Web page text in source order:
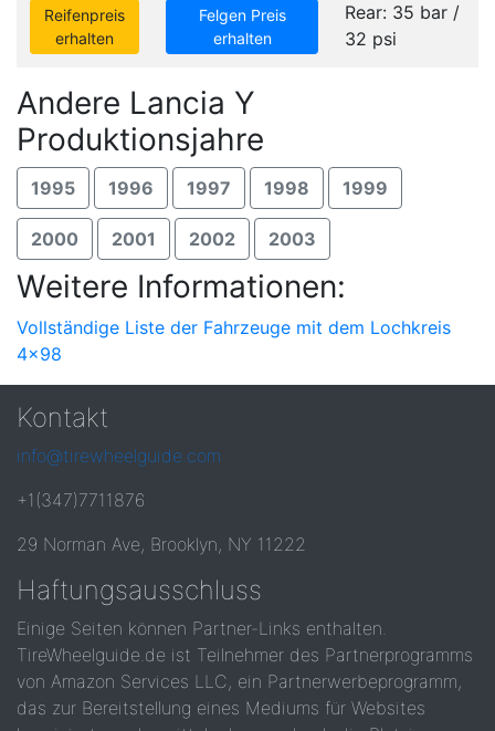
Reifenpreis
erhalten
Felgen Preis
erhalten
Rear: 35 bar /
32 psi
Andere Lancia Y
Produktionsjahre
1995 1996 1997 1998 1999
2000 2001 2002 2003
Weitere Informationen:
Vollständige Liste der Fahrzeuge mit dem Lochkreis
4x98
Kontakt
info@tirewheelguide.com
+1(347)7711876
29 Norman Ave, Brooklyn, NY 11222
Haftungsausschluss
Einige Seiten können Partner-Links enthalten.
TireWheelguide.de ist Teilnehmer des Partnerprogramms
von Amazon Services LLC, ein Partnerwerbeprogramm,
das zur Bereitstellung eines Mediums für Websites